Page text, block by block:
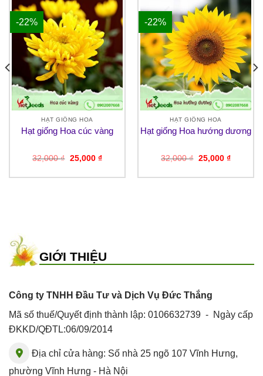
-22%
HẠT GIỐNG HOA
Hạt giống Hoa cúc vàng
32,000₫ Giá
32,000 ₫.
25,000 ₫Giá
là:
-22%
HẠT GIỐNG HOA
Hạt giống Hoa hướng dương
32,000₫ Giá
32,000 ₫.
25,000 ₫Giá
là:
GIỚI THIỆU
Công ty TNHH Đầu Tư và Dịch Vụ Đức Thắng
Mã số thuế/Quyết định thành lập: 0106632739 - Ngày cấp
ĐKKD/QĐTL:06/09/2014
Địa chỉ cửa hàng: Số nhà 25 ngõ 107 Vĩnh Hưng,
phường Vĩnh Hưng - Hà Nội